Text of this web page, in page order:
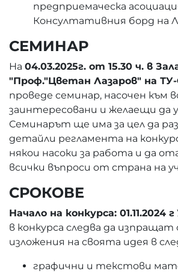
предприемаческа
Консултативния борд на
СЕМИНАР
На 04.03.2025г. от 15.30 ч. в
"Проф."Цветан Лазаров" на
проведе семинар, насочен към
заинтересовани и желаещи да
Семинарът ще има за цел да
детайли регламента на
някои насоки за работа и да
всички въпроси от страна на
СРОКОВЕ
Начало на конкурса: 01.11.2024 г
в конкурса следва да
изложения на своята идея в
графични и текстови